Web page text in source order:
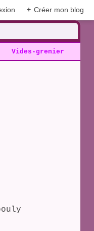
+ Créer mon blog
Vides-grenier